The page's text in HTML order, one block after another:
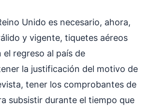
Unido es necesario, ahora,
y vigente, tiquetes aéreos
regreso al país de
la justificación del motivo de
tener los comprobantes de
subsistir durante el tiempo que